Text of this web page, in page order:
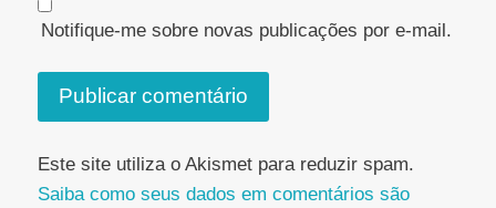
Notifique-me sobre novas publicações por e-mail.
Este site utiliza o Akismet para reduzir spam.
Saiba como seus dados em comentários são